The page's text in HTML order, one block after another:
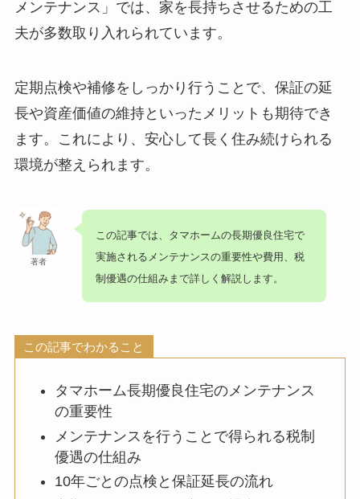
メンテナンス」では、家を長持ちさせるための工
夫が多数取り入れられています。
定期点検や補修をしっかり行うことで、 保証の延
長や資産価値の維持といったメリットも期待でき
ます。これにより、安心して長く住み続けられる
環境が整えられます。
著者
この記事では、タマホームの長期優良住宅で
実施されるメンテナンスの重要性や費用、税
制優遇の仕組みまで詳しく解説します。
この記事でわかること
タマホーム長期優良住宅のメンテナンス
の重要性
メンテナンスを行うことで得られる税制
優遇の仕組み
10年ごとの点検と保証延長の流れ